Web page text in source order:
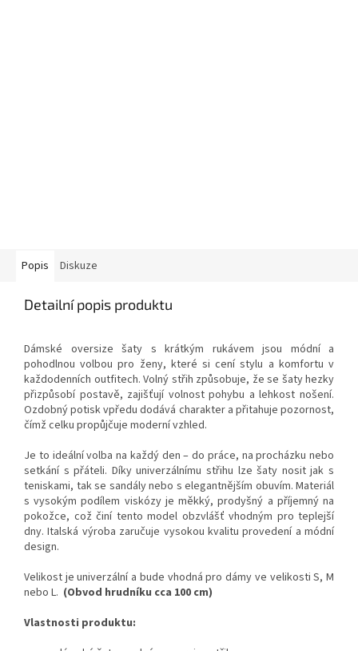
Popis Diskuze
Detailní popis produktu
Dámské oversize šaty s krátkým rukávem jsou módní a
pohodlnou volbou pro ženy, které si cení stylu a komfortu v
každodenních outfitech. Volný střih způsobuje, že se šaty hezky
přizpůsobí postavě, zajišťují volnost pohybu a lehkost nošení.
Ozdobný potisk vpředu dodává charakter a přitahuje pozornost,
čímž celku propůjčuje moderní vzhled.
Je to ideální volba na každý den – do práce, na procházku nebo
setkání s přáteli. Díky univerzálnímu střihu lze šaty nosit jak s
teniskami, tak se sandály nebo s elegantnějším obuvím. Materiál
s vysokým podílem viskózy je měkký, prodyšný a příjemný na
pokožce, což činí tento model obzvlášť vhodným pro teplejší
dny. Italská výroba zaručuje vysokou kvalitu provedení a módní
design.
Velikost je univerzální a bude vhodná pro dámy ve velikosti S, M
nebo L. (Obvod hrudníku cca 100 cm)
Vlastnosti produktu: